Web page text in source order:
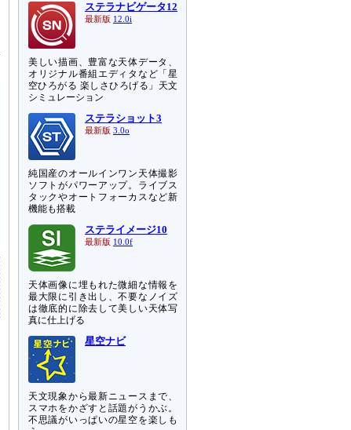
ステラナビゲータ12
最新版 12.0i
美しい描画、豊富な天体データ、
オリジナル番組エディタなど「星
空ひろがる 楽しさひろげる」天文
シミュレーション
ステラショット3
最新版 3.0o
純国産のオールインワン天体撮影
ソフトがパワーアップ。ライブス
タックやオートフォーカスなど新
機能も搭載
ステライメージ10
最新版 10.0f
天体画像に埋もれた微細な情報を
最大限に引き出し、不要なノイズ
は徹底的に除去して美しい天体写
真に仕上げる
星空ナビ
天文現象から最新ニュースまで、
スマホをかざすと話題がうかぶ。
不思議がいっぱいの星空を楽しも